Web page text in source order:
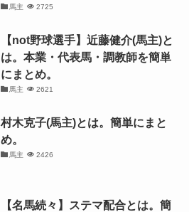
馬主 2725
【not野球選手】近藤健介(馬主)と
は。本業・代表馬・調教師を簡単
にまとめ。
馬主 2621
村木克子(馬主)とは。簡単にまと
め。
馬主 2426
【名馬続々】ステマ配合とは。簡